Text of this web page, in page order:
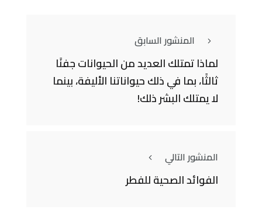
المنشور السابق
لماذا تمتلك العديد من الحيوانات جفنًا
ثالثًا، بما في ذلك حيواناتنا الأليفة، بينما
لا يمتلك البشر ذلك!
المنشور التالي
الفوائد الصحية للفطر